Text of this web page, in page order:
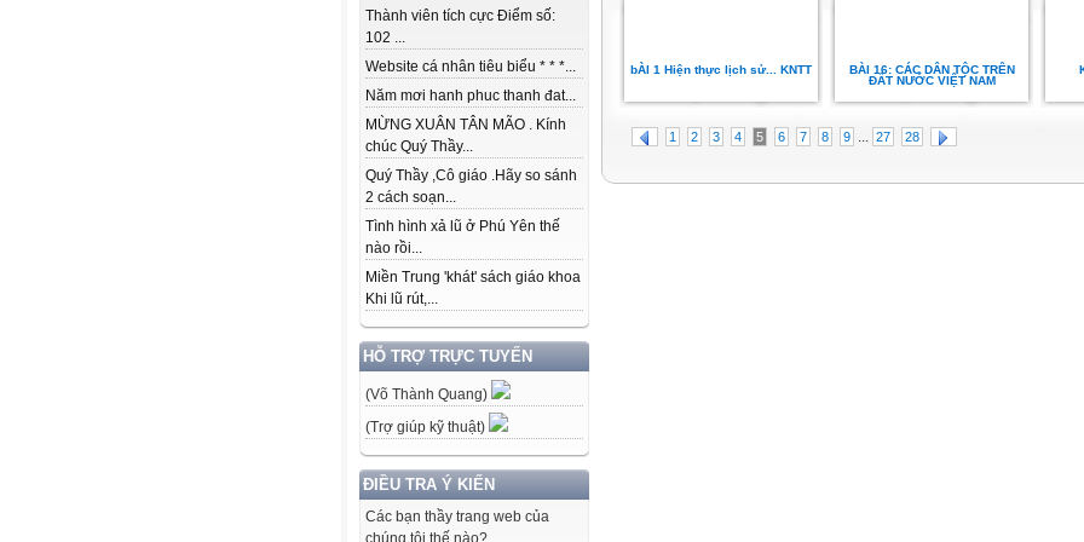
Thành viên tích cực Điểm số:
102 ...
Website cá nhân tiêu biểu * * *...
Năm mơi hanh phuc thanh đat...
MỪNG XUÂN TÂN MÃO . Kính
chúc Quý Thầy...
Quý Thầy ,Cô giáo .Hãy so sánh
2 cách soạn...
Tình hình xả lũ ở Phú Yên thế
nào rồi...
Miền Trung 'khát' sách giáo khoa
Khi lũ rút,...
HỖ TRỢ TRỰC TUYẾN
(Võ Thành Quang)
(Trợ giúp kỹ thuật)
ĐIỀU TRA Ý KIẾN
Các bạn thầy trang web của
chúng tôi thế nào?
bÀI 1 Hiện thực lịch sử... KNTT
BÀI 16: CÁC DÂN TỘC TRÊN
ĐẤT NƯỚC VIỆT NAM
1 2 3 4 5 6 7 8 9 ... 27 28